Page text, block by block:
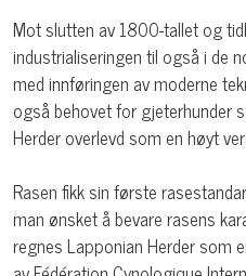
Mot slutten av 1800-tallet og
industrialiseringen til også i de
med innføringen av moderne
også behovet for gjeterhunder
Herder overlevd som en høyt
Rasen fikk sin første
man ønsket å bevare rasens
regnes Lapponian Herder som